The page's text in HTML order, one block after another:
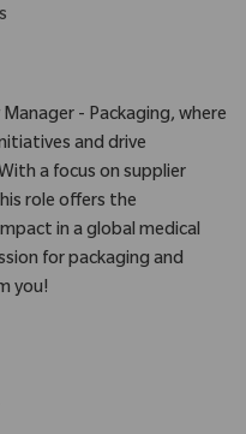
- Packaging, where
and drive
a focus on supplier
role offers the
in a global medical
for packaging and
you!